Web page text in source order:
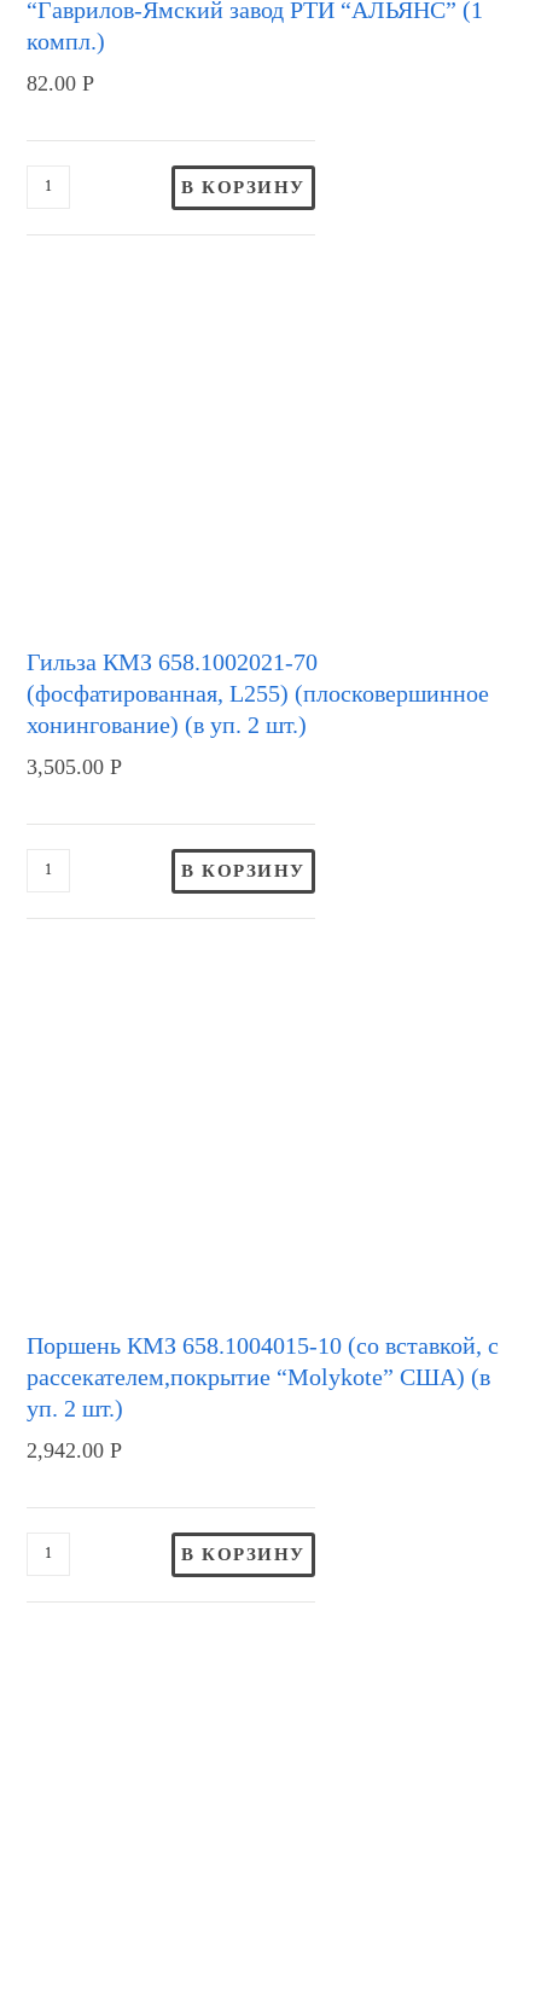
“Гаврилов-Ямский завод РТИ “АЛЬЯНС” (1
компл.)
82.00Р
В КОРЗИНУ
Гильза КМЗ 658.1002021-70
(фосфатированная, L255) (плосковершинное
хонингование) (в уп. 2 шт.)
3,505.00Р
В КОРЗИНУ
Поршень КМЗ 658.1004015-10 (со вставкой, с
рассекателем,покрытие “Molykote” США) (в
уп. 2 шт.)
2,942.00Р
В КОРЗИНУ